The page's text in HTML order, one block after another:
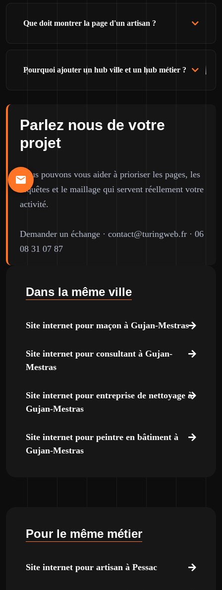
Que doit montrer la page d'un artisan ?
Pourquoi ajouter un hub ville et un hub métier ?
Parlez nous de votre
projet
Nous pouvons vous aider à prioriser les pages, les
requêtes et le maillage qui servent réellement votre
activité.
Demander un échange · contact@turingweb.fr · 06
08 31 07 87
Dans la même ville
Site internet pour maçon à Gujan-Mestras
Site internet pour consultant à Gujan-
Mestras
Site internet pour entreprise de nettoyage à
Gujan-Mestras
Site internet pour peintre en bâtiment à
Gujan-Mestras
Pour le même métier
Site internet pour artisan à Pessac